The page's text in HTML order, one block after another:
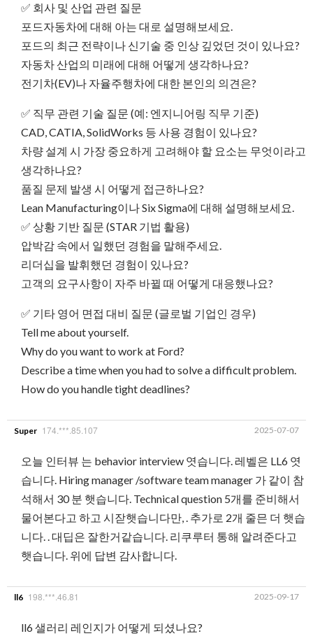
✅ 회사 및 산업 관련 질문
포드자동차에 대해 아는 대로 설명해보세요.
포드의 최근 전략이나 신기술 중 인상 깊었던 것이 있나요?
자동차 산업의 미래에 대해 어떻게 생각하나요?
전기차(EV)나 자율주행차에 대한 본인의 의견은?
✅ 직무 관련 기술 질문 (예: 엔지니어링 직무 기준)
CAD, CATIA, SolidWorks 등 사용 경험이 있나요?
차량 설계 시 가장 중요하게 고려해야 할 요소는 무엇이라고
생각하나요?
품질 문제 발생 시 어떻게 접근하나요?
Lean Manufacturing이나 Six Sigma에 대해 설명해보세요.
✅ 상황 기반 질문 (STAR 기법 활용)
압박감 속에서 일했던 경험을 말해주세요.
리더십을 발휘했던 경험이 있나요?
고객의 요구사항이 자주 바뀔 때 어떻게 대응했나요?
✅ 기타 영어 면접 대비 질문 (글로벌 기업인 경우)
Tell me about yourself.
Why do you want to work at Ford?
Describe a time when you had to solve a difficult problem.
How do you handle tight deadlines?
Super 174.***.85.107 2025-07-07
오늘 인터뷰 는 behavior interview 엿습니다. 레벨은 LL6 엿
습니다. Hiring manager /software team manager 가 같이 참
석해서 30 분 햇습니다. Technical question 5개를 준비해서
물어본다고 하고 시잗햇습니다만, . 추가로 2개 줄믄 더 햇습
니다. . 대딥은 잘한거같습니다. 리쿠루터 통해 알려준다고
햇습니다. 위에 답변 감사합니다.
ll6 198.***.46.81 2025-09-17
ll6 샐러리 레인지가 어떻게 되셨나요?